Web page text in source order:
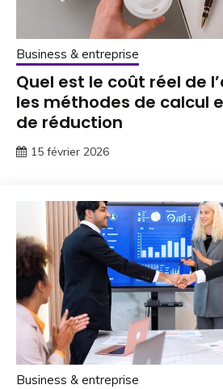
Business & entreprise
Quel est le coût réel de
les méthodes de calcul
de réduction
15 février 2026
Business & entreprise